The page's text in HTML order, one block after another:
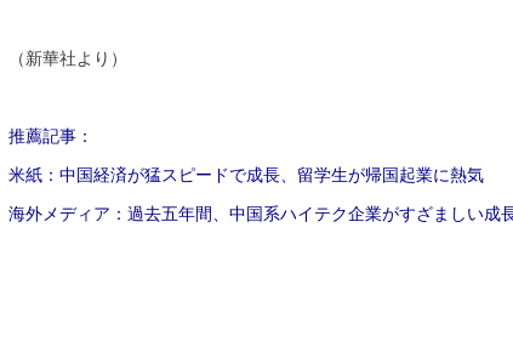
（新華社より）
推薦記事：
米紙：中国経済が猛スピードで成長、留学生が帰国起業に熱気
海外メディア：過去五年間、中国系ハイテク企業がすざましい成